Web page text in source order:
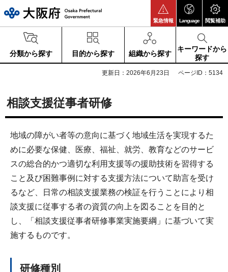
緊急情報 Language 閲覧補助
分類から探す 目的から探す 組織から探す
キーワードから
探す
更新日：2026年6月23日 ページID：5134
相談支援従事者研修
地域の障がい者等の意向に基づく地域生活を実現するた
めに必要な保健、医療、福祉、就労、教育などのサービ
スの総合的かつ適切な利用支援等の援助技術を習得する
こと及び困難事例に対する支援方法について助言を受け
るなど、日常の相談支援業務の検証を行うことにより相
談支援に従事する者の資質の向上を図ることを目的と
し、「相談支援従事者研修事業実施要綱」に基づいて実
施するものです。
研修種別